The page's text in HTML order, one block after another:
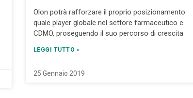
Olon potrà rafforzare il proprio posizionamento
quale player globale nel settore farmaceutico e
CDMO, proseguendo il suo percorso di crescita
LEGGI TUTTO »
25 Gennaio 2019